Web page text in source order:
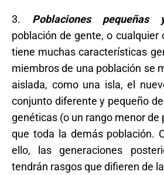
3. Poblaciones pequeñas
población de gente, o cualquier
tiene muchas características
miembros de una población se
aislada, como una isla, el
conjunto diferente y pequeño
genéticas (o un rango menor de
que toda la demás población.
ello, las generaciones
tendrán rasgos que difieren de